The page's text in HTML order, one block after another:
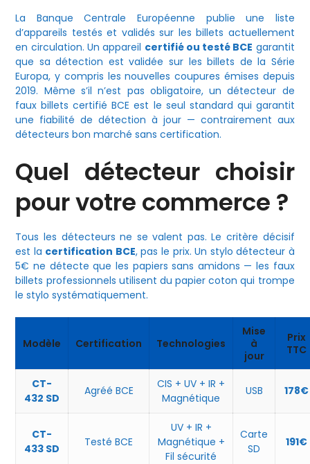
La Banque Centrale Européenne publie une liste
d’appareils testés et validés sur les billets actuellement
en circulation. Un appareil certifié ou testé BCE garantit
que sa détection est validée sur les billets de la Série
Europa, y compris les nouvelles coupures émises depuis
2019. Même s’il n’est pas obligatoire, un détecteur de
faux billets certifié BCE est le seul standard qui garantit
une fiabilité de détection à jour — contrairement aux
détecteurs bon marché sans certification.
Quel détecteur choisir
pour votre commerce ?
Tous les détecteurs ne se valent pas. Le critère décisif
est la certification BCE, pas le prix. Un stylo détecteur à
5€ ne détecte que les papiers sans amidons — les faux
billets professionnels utilisent du papier coton qui trompe
le stylo systématiquement.
Modèle Certification Technologies
Mise
à
jour
Prix
TTC
CT-
432 SD
Agréé BCE
CIS + UV + IR +
Magnétique
USB 178€
CT-
433 SD
Testé BCE
UV + IR +
Magnétique +
Fil sécurité
Carte
SD
191€